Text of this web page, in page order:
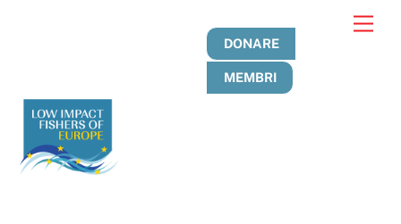
DONARE
MEMBRI